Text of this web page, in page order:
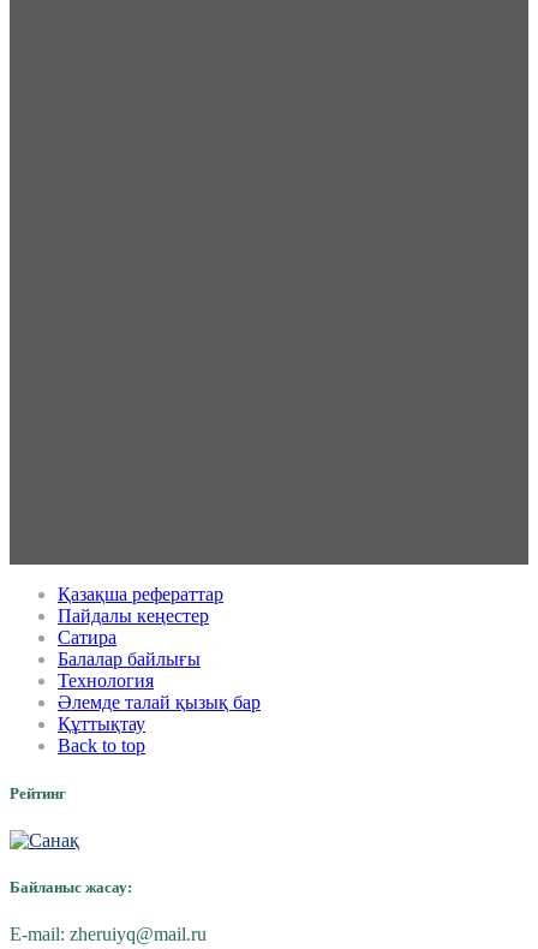
Қазақша рефераттар
Пайдалы кеңестер
Сатира
Балалар байлығы
Технология
Әлемде талай қызық бар
Құттықтау
Back to top
Рейтинг
Байланыс жасау:
E-mail: zheruiyq@mail.ru